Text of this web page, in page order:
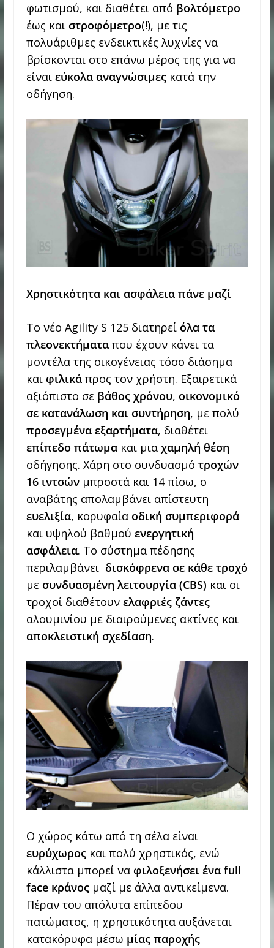
φωτισμού, και διαθέτει από βολτόμετρο
έως και στροφόμετρο(!), με τις
πολυάριθμες ενδεικτικές λυχνίες να
βρίσκονται στο επάνω μέρος της για να
είναι εύκολα αναγνώσιμεςκατά την
οδήγηση.
Χρηστικότητα και ασφάλεια πάνε μαζί
Το νέο Agility S 125 διατηρεί όλα τα
πλεονεκτήματαπου έχουν κάνει τα
μοντέλα της οικογένειας τόσο διάσημα
και φιλικάπρος τον χρήστη. Εξαιρετικά
αξιόπιστο σε βάθος χρόνου, οικονομικό
σε κατανάλωση και συντήρηση, με πολύ
προσεγμένα εξαρτήματα, διαθέτει
επίπεδο πάτωμακαι μια χαμηλή θέση
οδήγησης. Χάρη στο συνδυασμό τροχών
16 ιντσώνμπροστά και 14 πίσω, ο
αναβάτης απολαμβάνει απίστευτη
ευελιξία, κορυφαία οδική συμπεριφορά
και υψηλού βαθμού ενεργητική
ασφάλεια. Το σύστημα πέδησης
περιλαμβάνει δισκόφρενα σε κάθε τροχό
με συνδυασμένη λειτουργία (CBS) και οι
τροχοί διαθέτουν ελαφριές ζάντες
αλουμινίου με διαιρούμενες ακτίνες και
αποκλειστική σχεδίαση.
Ο χώρος κάτω από τη σέλα είναι
ευρύχωροςκαι πολύ χρηστικός, ενώ
κάλλιστα μπορεί να φιλοξενήσει ένα full
face κράνος μαζί με άλλα αντικείμενα.
Πέραν του απόλυτα επίπεδου
πατώματος, η χρηστικότητα αυξάνεται
κατακόρυφα μέσω μίας παροχής